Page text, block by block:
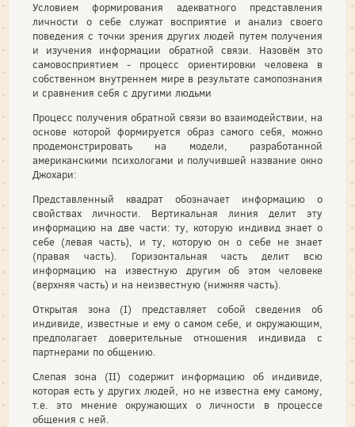
Условием формирования адекватного представления
личности о себе служат восприятие и анализ своего
поведения с точки зрения других людей путем получения
и изучения информации обратной связи. Назовём это
самовосприятием - процесс ориентировки человека в
собственном внутреннем мире в результате самопознания
и сравнения себя с другими людьми
Процесс получения обратной связи во взаимодействии, на
основе которой формируется образ самого себя, можно
продемонстрировать на модели, разработанной
американскими психологами и получившей название окно
Джохари:
Представленный квадрат обозначает информацию о
свойствах личности. Вертикальная линия делит эту
информацию на две части: ту, которую индивид знает о
себе (левая часть), и ту, которую он о себе не знает
(правая часть). Горизонтальная часть делит всю
информацию на известную другим об этом человеке
(верхняя часть) и на неизвестную (нижняя часть).
Открытая зона (I) представляет собой сведения об
индивиде, известные и ему о самом себе, и окружающим,
предполагает доверительные отношения индивида с
партнерами по общению.
Слепая зона (II) содержит информацию об индивиде,
которая есть у других людей, но не известна ему самому,
т.е. это мнение окружающих о личности в процессе
общения с ней.